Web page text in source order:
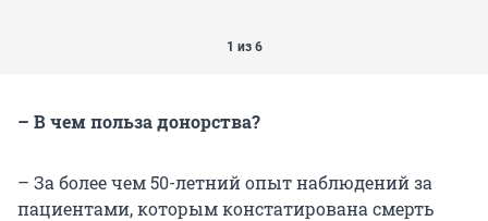
1 из 6
– В чем польза донорства?
– За более чем 50-летний опыт наблюдений за
пациентами, которым констатирована смерть